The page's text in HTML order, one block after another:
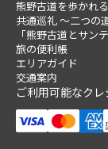
熊野古道を歩かれ
共通巡礼 ～二つの
「熊野古道とサン
旅の便利帳
エリアガイド
交通案内
ご利用可能なク